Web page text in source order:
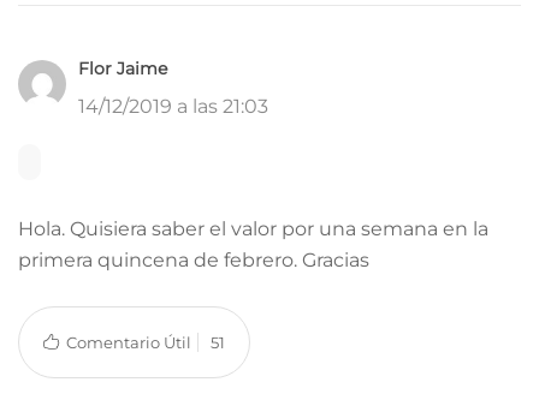
Flor Jaime
14/12/2019 a las 21:03
Hola. Quisiera saber el valor por una semana en la
primera quincena de febrero. Gracias
Comentario Útil 51